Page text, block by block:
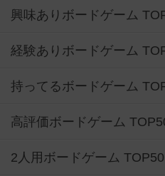
興味ありボードゲーム
経験ありボードゲーム
持ってるボードゲーム
高評価ボードゲーム
2人用ボードゲーム TOP50